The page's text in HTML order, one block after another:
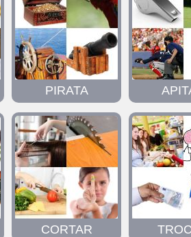
PIRATA
CORTAR